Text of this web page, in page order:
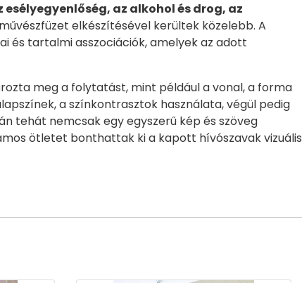
az alkohol és drog, az
elkészítésével kerültek közelebb. A
tartalmi asszociációk, amelyek az adott
meg a folytatást, mint például a vonal, a forma
a színkontrasztok használata, végül pedig
tehát nemcsak egy egyszerű kép és szöveg
ötletet bonthattak ki a kapott hívószavak vizuális